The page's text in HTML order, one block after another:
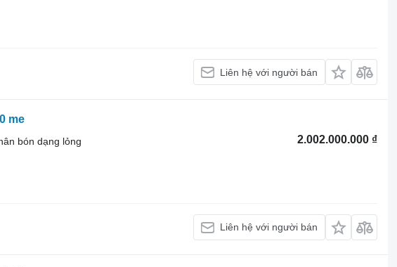
Liên hệ với người bán
me
2.002.000.000 ₫
bón dạng lỏng
Liên hệ với người bán